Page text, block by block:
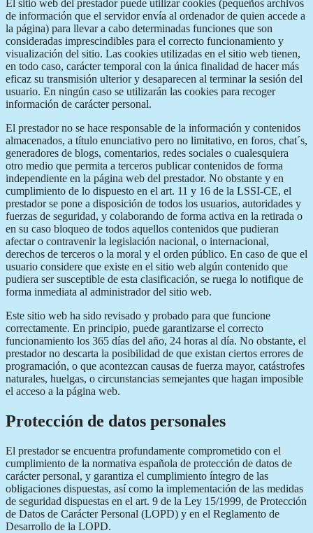
El sitio web del prestador puede utilizar cookies (pequeños archivos
de información que el servidor envía al ordenador de quien accede a
la página) para llevar a cabo determinadas funciones que son
consideradas imprescindibles para el correcto funcionamiento y
visualización del sitio. Las cookies utilizadas en el sitio web tienen,
en todo caso, carácter temporal con la única finalidad de hacer más
eficaz su transmisión ulterior y desaparecen al terminar la sesión del
usuario. En ningún caso se utilizarán las cookies para recoger
información de carácter personal.
El prestador no se hace responsable de la información y contenidos
almacenados, a título enunciativo pero no limitativo, en foros, chat´s,
generadores de blogs, comentarios, redes sociales o cualesquiera
otro medio que permita a terceros publicar contenidos de forma
independiente en la página web del prestador. No obstante y en
cumplimiento de lo dispuesto en el art. 11 y 16 de la LSSI-CE, el
prestador se pone a disposición de todos los usuarios, autoridades y
fuerzas de seguridad, y colaborando de forma activa en la retirada o
en su caso bloqueo de todos aquellos contenidos que pudieran
afectar o contravenir la legislación nacional, o internacional,
derechos de terceros o la moral y el orden público. En caso de que el
usuario considere que existe en el sitio web algún contenido que
pudiera ser susceptible de esta clasificación, se ruega lo notifique de
forma inmediata al administrador del sitio web.
Este sitio web ha sido revisado y probado para que funcione
correctamente. En principio, puede garantizarse el correcto
funcionamiento los 365 días del año, 24 horas al día. No obstante, el
prestador no descarta la posibilidad de que existan ciertos errores de
programación, o que acontezcan causas de fuerza mayor, catástrofes
naturales, huelgas, o circunstancias semejantes que hagan imposible
el acceso a la página web.
Protección de datos personales
El prestador se encuentra profundamente comprometido con el
cumplimiento de la normativa española de protección de datos de
carácter personal, y garantiza el cumplimiento íntegro de las
obligaciones dispuestas, así como la implementación de las medidas
de seguridad dispuestas en el art. 9 de la Ley 15/1999, de Protección
de Datos de Carácter Personal (LOPD) y en el Reglamento de
Desarrollo de la LOPD.